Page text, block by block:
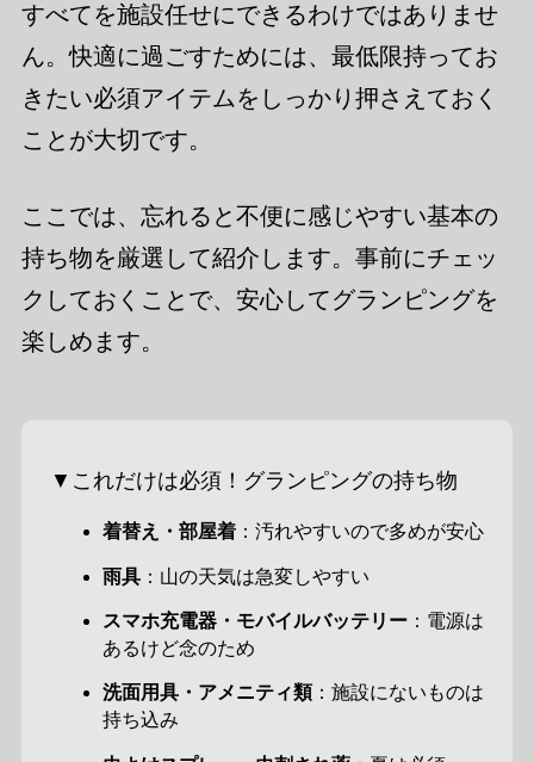
すべてを施設任せにできるわけではありませ
ん。快適に過ごすためには、最低限持ってお
きたい必須アイテムをしっかり押さえておく
ことが大切です。
ここでは、忘れると不便に感じやすい基本の
持ち物を厳選して紹介します。事前にチェッ
クしておくことで、安心してグランピングを
楽しめます。
▼これだけは必須！グランピングの持ち物
着替え・部屋着 ：汚れやすいので多めが安心
雨具 ：山の天気は急変しやすい
スマホ充電器・モバイルバッテリー ：電源は
あるけど念のため
洗面用具・アメニティ類 ：施設にないものは
持ち込み